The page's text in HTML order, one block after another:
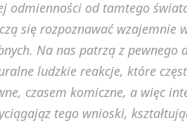
odmienności od tamtego
się rozpoznawać wzajemnie
Na nas patrzą z pewnego
ludzkie reakcje, które
czasem komiczne, a więc
tego wnioski,